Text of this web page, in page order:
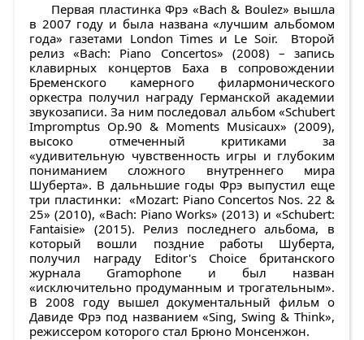
Первая пластинка Фрэ «Bach & Boulez» вышла
в 2007 году и была названа «лучшим альбомом
года» газетами London Times и Le Soir. Второй
релиз «Bach: Piano Concertos» (2008) – запись
клавирных концертов Баха в сопровождении
Бременского камерного филармонического
оркестра получил награду Германской академии
звукозаписи. За ним последовал альбом «Schubert
Impromptus Op.90 & Moments Musicaux» (2009),
высоко отмеченный критиками за
«удивительную чувственность игры и глубоким
пониманием сложного внутреннего мира
Шуберта». В дальньшие годы Фрэ выпустил еще
три пластинки: «Mozart: Piano Concertos Nos. 22 &
25» (2010), «Bach: Piano Works» (2013) и «Schubert:
Fantaisie» (2015). Релиз последнего альбома, в
который вошли поздние работы Шуберта,
получил награду Editor's Choice британского
журнала Gramophone и был назван
«исключительно продуманным и трогательным».
В 2008 году вышел документальный фильм о
Давиде Фрэ под названием «Sing, Swing & Think»,
режиссером которого стал Брюно Монсенжон.